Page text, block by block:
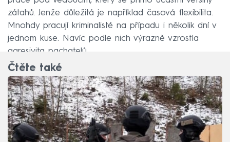
zátahů. Jenže důležitá je například časová flexibilita.
Mnohdy pracují kriminalisté na případu i několik dní v
jednom kuse. Navíc podle nich výrazně vzrostla
agresivita pachatelů.
Čtěte také